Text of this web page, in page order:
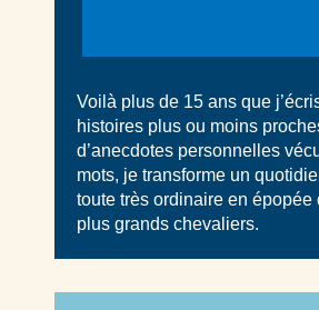
Voilà plus de 15 ans que
histoires plus ou moins
d’anecdotes personnelles
mots, je transforme un
toute très ordinaire en épopée
plus grands chevaliers.